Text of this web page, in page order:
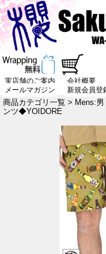
実店舗のご案内 会社概要
メールマガジン
新規会員登
商品カテゴリ一覧 > Mens:男
ンツ◆YOIDORE